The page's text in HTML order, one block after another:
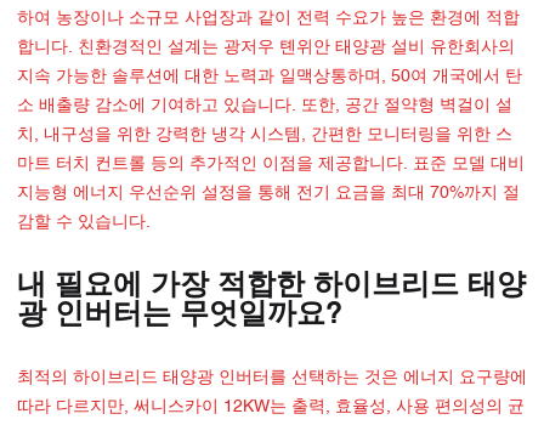
하여 농장이나 소규모 사업장과 같이 전력 수요가 높은 환경에 적합
합니다. 친환경적인 설계는 광저우 톈위안 태양광 설비 유한회사의
지속 가능한 솔루션에 대한 노력과 일맥상통하며, 50여 개국에서 탄
소 배출량 감소에 기여하고 있습니다. 또한, 공간 절약형 벽걸이 설
치, 내구성을 위한 강력한 냉각 시스템, 간편한 모니터링을 위한 스
마트 터치 컨트롤 등의 추가적인 이점을 제공합니다. 표준 모델 대비
지능형 에너지 우선순위 설정을 통해 전기 요금을 최대 70%까지 절
감할 수 있습니다.
내 필요에 가장 적합한 하이브리드 태양
광 인버터는 무엇일까요?
최적의 하이브리드 태양광 인버터를 선택하는 것은 에너지 요구량에
따라 다르지만, 써니스카이 12KW는 출력, 효율성, 사용 편의성의 균